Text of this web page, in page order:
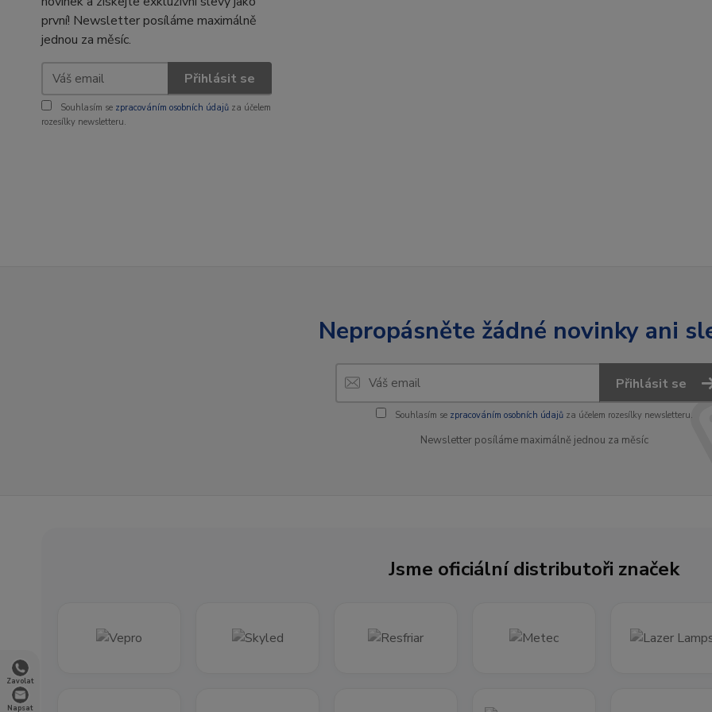
Zavolat
Napsat
první! Newsletter posíláme maximálně
jednou za měsíc.
Přihlásit se
Souhlasím se zpracováním osobních údajů za účelem
rozesílky newsletteru.
Nepropásněte žádné novinky ani
Přihlásit se
Souhlasím se zpracováním osobních údajůza účelem rozesílky newsletteru.
Newsletter posíláme maximálně jednou za měsíc
Jsme oficiální distributoři značek